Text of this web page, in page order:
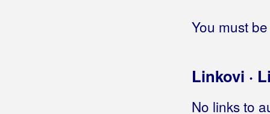
You must
Linkovi ·
No links to